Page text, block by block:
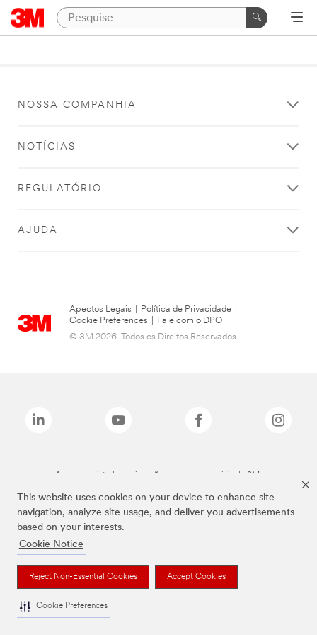
This website uses cookies on your device to enhance site
navigation, analyze site usage, and deliver you advertisements
based on your interests.
Cookie Notice
Reject Non-Essential Cookies Accept Cookies
Cookie Preferences
NOSSA COMPANHIA
NOTÍCIAS
REGULATÓRIO
AJUDA
Apectos Legais Política de Privacidade
Cookie Preferences
Fale com o DPO
© 3M 2026. Todos os Direitos Reservados.
As marcas listadas a cima são marcas comerciais da 3M.